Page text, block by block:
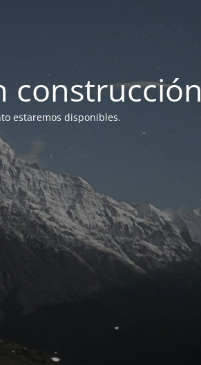
construcción
estaremos disponibles.